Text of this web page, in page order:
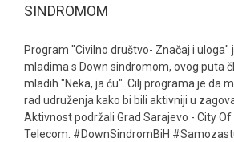
SINDROMOM
Program "Civilno društvo- Značaj i uloga"
mladima s Down sindromom, ovog puta
mladih "Neka, ja ću". Cilj programa je da
rad udruženja kako bi bili aktivniji u
Aktivnost podržali Grad Sarajevo - City Of
Telecom. #DownSindromBiH